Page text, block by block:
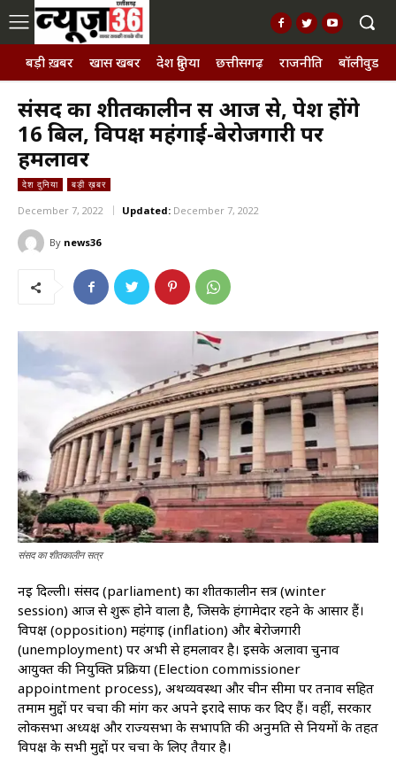
बड़ी ख़बर खास खबर देश दुनिया छत्तीसगढ़ राजनीति बॉलीवुड,
संसद का शीतकालीन सत्र आज से, पेश होंगे
16 बिल, विपक्ष महंगाई-बेरोजगारी पर
हमलावर
देश दुनिया बड़ी ख़बर
December 7, 2022 Updated: December 7, 2022
By news36
संसद का शीतकालीन सत्र
नई दिल्ली। संसद (parliament) का शीतकालीन सत्र (winter
session) आज से शुरू होने वाला है, जिसके हंगामेदार रहने के आसार हैं।
विपक्ष (opposition) महंगाई (inflation) और बेरोजगारी
(unemployment) पर अभी से हमलावर है। इसके अलावा चुनाव
आयुक्त की नियुक्ति प्रक्रिया (Election commissioner
appointment process), अर्थव्यवस्था और चीन सीमा पर तनाव सहित
तमाम मुद्दों पर चर्चा की मांग कर अपने इरादे साफ कर दिए हैं। वहीं, सरकार
लोकसभा अध्यक्ष और राज्यसभा के सभापति की अनुमति से नियमों के तहत
विपक्ष के सभी मुद्दों पर चर्चा के लिए तैयार है।